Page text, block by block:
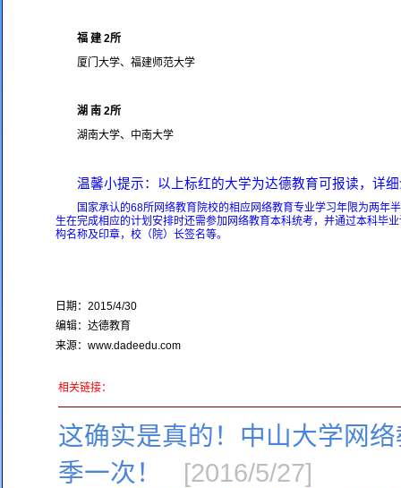
福 建 2所
厦门大学、福建师范大学
湖 南 2所
湖南大学、中南大学
温馨小提示：以上标红的大学为达德教育可报读，详
国家承认的68所网络教育院校的相应网络教育专业学习年限为两年
生在完成相应的计划安排时还需参加网络教育本科统考，并通过本科毕
构名称及印章，校（院）长签名等。
日期：2015/4/30
编辑：达德教育
来源：www.dadeedu.com
相关链接：
这确实是真的！中山大学网
季一次！
[2016/5/27]